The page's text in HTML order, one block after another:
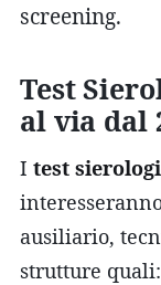
screening.
Test
al via dal
I test
ausiliario,
strutture quali: